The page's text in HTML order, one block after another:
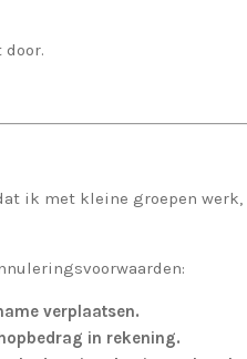
ik met kleine groepen
verplaatsen.
in rekening.